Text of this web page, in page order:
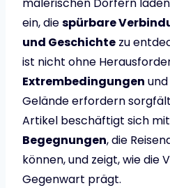
ein, diespürbare
und Geschichte zu
ist nicht ohne
Extrembedingungen
Gelände erfordern
Artikel beschäftigt sich
Begegnungen, die
können, und zeigt, wie die
Gegenwart prägt.